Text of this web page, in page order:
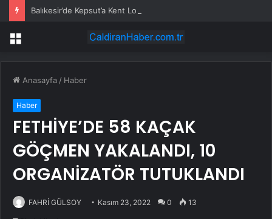
Balıkesir’de Kepsut’a Kent Lokantası ve altyapı desteği
Menü
Anasayfa / Haber
Haber
FETHİYE’DE 58 KAÇAK
GÖÇMEN YAKALANDI, 10
ORGANİZATÖR TUTUKLANDI
FAHRİ GÜLSOY Kasım 23, 2022 0 13